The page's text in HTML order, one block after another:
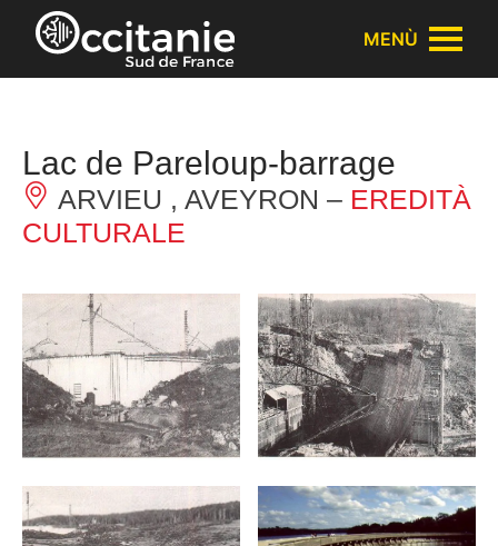
Pannello di gestione dei cookies
MENÙ
Lac de Pareloup-barrage
ARVIEU , AVEYRON – EREDITÀ
CULTURALE